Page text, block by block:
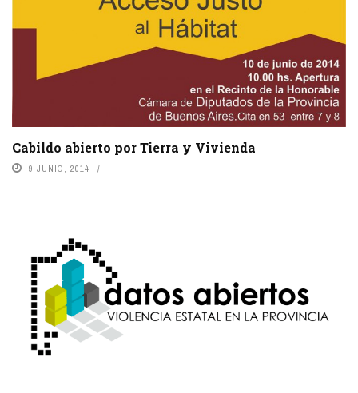
Cabildo abierto por Tierra y Vivienda
9 JUNIO, 2014